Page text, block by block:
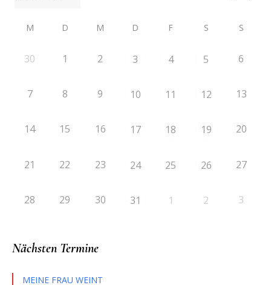
M D M D F S S
30 1 2 3 4 5 6
7 8 9 10 11 12 13
14 15 16 17 18 19 20
21 22 23 24 25 26 27
28 29 30 31 1 2 3
Nächsten Termine
MEINE FRAU WEINT